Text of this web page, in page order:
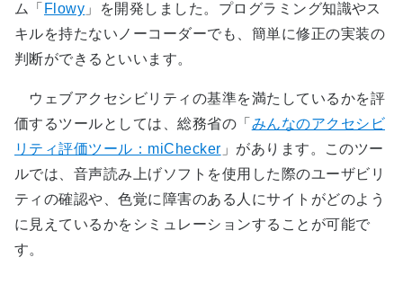
ム「 Flowy 」を開発しました。プログラミング知識やス
キルを持たないノーコーダーでも、簡単に修正の実装の
判断ができるといいます。
ウェブアクセシビリティの基準を満たしているかを評
価するツールとしては、総務省の「 みんなのアクセシビ
リティ評価ツール：miChecker 」があります。このツー
ルでは、音声読み上げソフトを使用した際のユーザビリ
ティの確認や、色覚に障害のある人にサイトがどのよう
に見えているかをシミュレーションすることが可能で
す。